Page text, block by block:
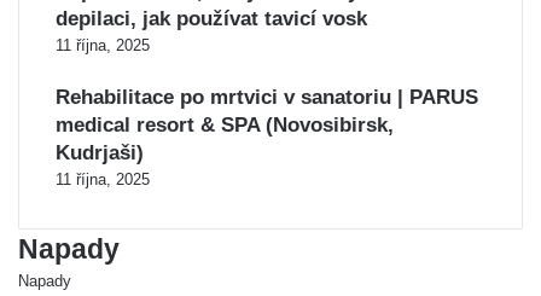
depilaci, jak používat tavicí vosk
11 října, 2025
Rehabilitace po mrtvici v sanatoriu | PARUS
medical resort & SPA (Novosibirsk,
Kudrjaši)
11 října, 2025
Napady
Napady